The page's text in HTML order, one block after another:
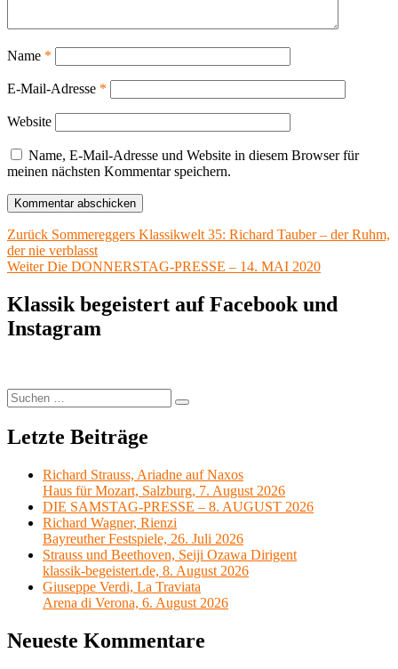
Name *
E-Mail-Adresse *
Website
Name, E-Mail-Adresse und Website in diesem Browser für
meinen nächsten Kommentar speichern.
Beitragsnavigation
Zurück Vorheriger
Beitrag:
Sommereggers Klassikwelt 35: Richard Tauber – der Ruhm,
der nie verblasst
Weiter Nächster
Die DONNERSTAG-PRESSE – 14. MAI 2020
Klassik begeistert auf Facebook und
Instagram
Suchen
nach:
Suchen
Letzte Beiträge
Richard Strauss, Ariadne auf Naxos
Haus für Mozart, Salzburg, 7. August 2026
DIE SAMSTAG-PRESSE – 8. AUGUST 2026
Richard Wagner, Rienzi
Bayreuther Festspiele, 26. Juli 2026
Strauss und Beethoven, Seiji Ozawa Dirigent
klassik-begeistert.de, 8. August 2026
Giuseppe Verdi, La Traviata
Arena di Verona, 6. August 2026
Neueste Kommentare